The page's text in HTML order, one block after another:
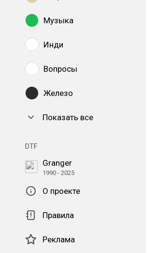
Музыка
Инди
Вопросы
Железо
Показать все
DTF
Granger
1990 - 2025
О проекте
Правила
Реклама